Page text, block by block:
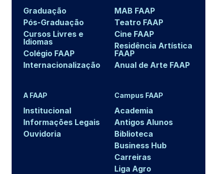
Graduação
Pós-Graduação
Cursos Livres e
Idiomas
Colégio FAAP
Internacionalização
MAB FAAP
Teatro FAAP
Cine FAAP
Residência Artística
FAAP
Anual de Arte FAAP
A FAAP
Institucional
Informações Legais
Ouvidoria
Campus FAAP
Academia
Antigos Alunos
Biblioteca
Business Hub
Carreiras
Liga Agro